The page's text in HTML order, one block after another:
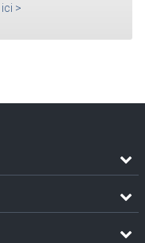
ici >